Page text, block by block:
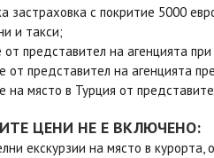
застраховка с покритие 5000
и такси;
представител на агенцията
от представител на агенцията
на място в Турция от
ЦЕНИ НЕ Е ВКЛЮЧЕНО:
екскурзии на място в